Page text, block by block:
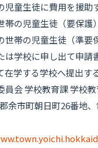
児童生徒に費用を援助
帯の児童生徒（要保護
世帯の児童生徒（準要
は学校に申し出て申請
在学する学校へ提出す
員会 学校教育課 学校
余市町朝日町26番地